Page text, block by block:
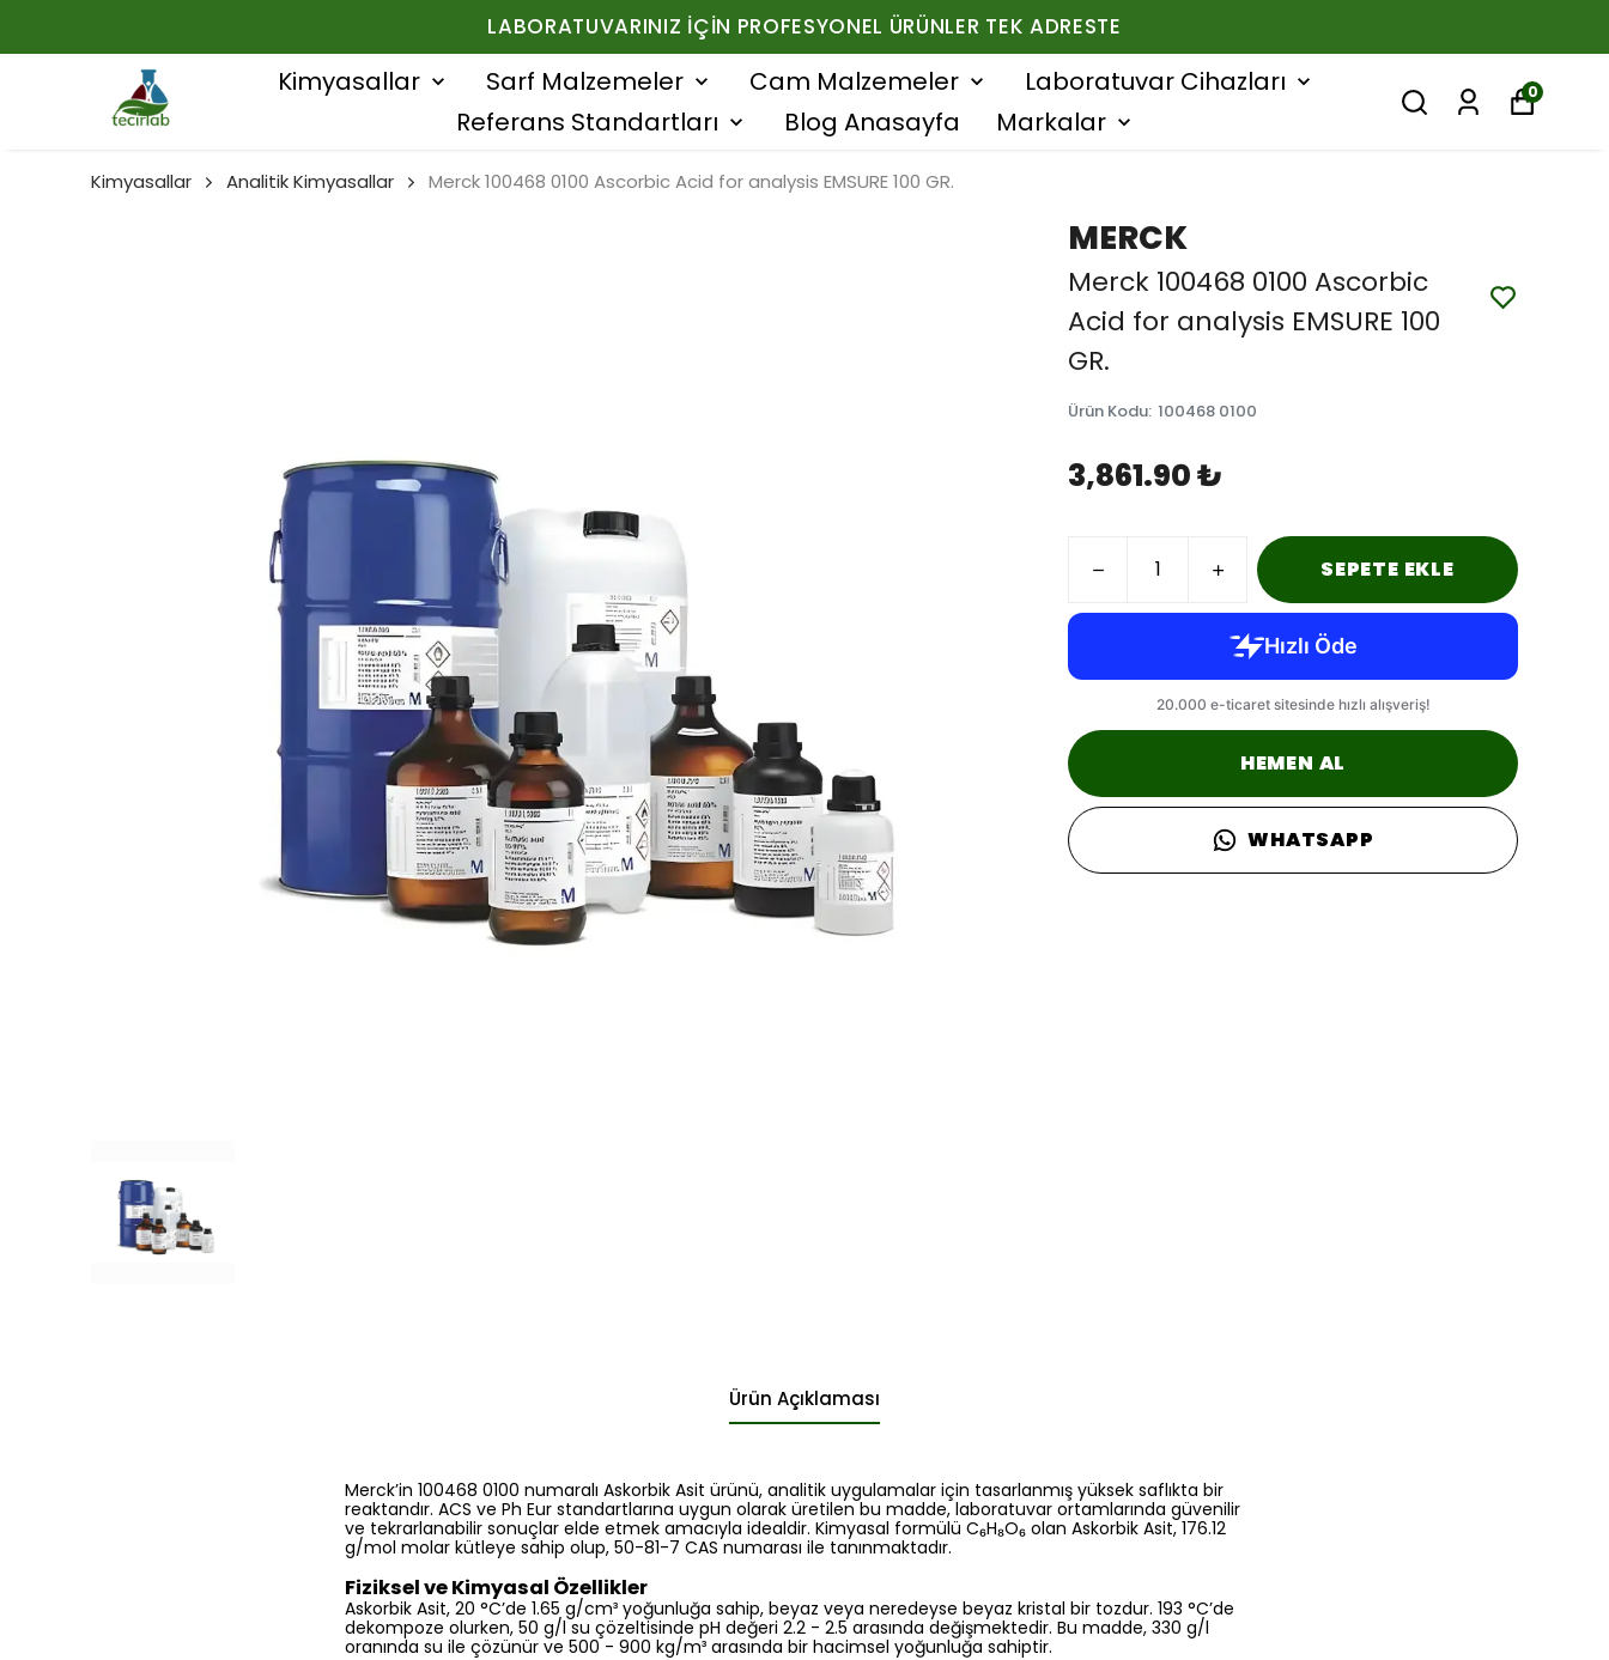
LABORATUVARINIZ İÇIN PROFESYONEL ÜRÜNLER TEK ADRESTE
Kimyasallar Sarf Malzemeler Cam Malzemeler
Laboratuvar Cihazları
Referans Standartları
Blog Anasayfa Markalar
0
Kimyasallar Analitik Kimyasallar Merck 100468 0100 Ascorbic Acid for analysis EMSURE 100 GR.
MERCK
Merck 100468 0100 Ascorbic
Acid for analysis EMSURE 100
GR.
Ürün Kodu: 100468 0100
3,861.90 ₺
SEPETE EKLE
HEMEN AL
WHATSAPP
Ürün Açıklaması
Merck’in 100468 0100 numaralı Askorbik Asit ürünü, analitik uygulamalar için tasarlanmış yüksek saflıkta bir
reaktandır. ACS ve Ph Eur standartlarına uygun olarak üretilen bu madde, laboratuvar ortamlarında güvenilir
ve tekrarlanabilir sonuçlar elde etmek amacıyla idealdir. Kimyasal formülü C₆H₈O₆ olan Askorbik Asit, 176.12
g/mol molar kütleye sahip olup, 50-81-7 CAS numarası ile tanınmaktadır.
Fiziksel ve Kimyasal Özellikler
Askorbik Asit, 20 °C’de 1.65 g/cm³ yoğunluğa sahip, beyaz veya neredeyse beyaz kristal bir tozdur. 193 °C’de
dekompoze olurken, 50 g/l su çözeltisinde pH değeri 2.2 - 2.5 arasında değişmektedir. Bu madde, 330 g/l
oranında su ile çözünür ve 500 - 900 kg/m³ arasında bir hacimsel yoğunluğa sahiptir.